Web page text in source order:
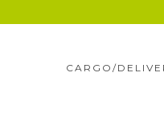
CARGO/